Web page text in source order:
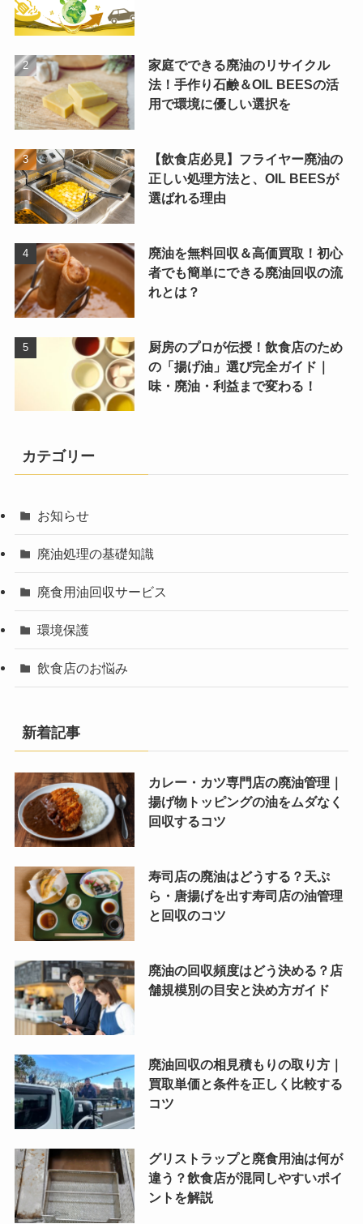
家庭でできる廃油のリサイクル
法！手作り石鹸＆OIL BEESの活
用で環境に優しい選択を
【飲食店必見】フライヤー廃油の
正しい処理方法と、OIL BEESが
選ばれる理由
廃油を無料回収＆高価買取！初心
者でも簡単にできる廃油回収の流
れとは？
厨房のプロが伝授！飲食店のため
の「揚げ油」選び完全ガイド｜
味・廃油・利益まで変わる！
カテゴリー
お知らせ
廃油処理の基礎知識
廃食用油回収サービス
環境保護
飲食店のお悩み
新着記事
カレー・カツ専門店の廃油管理｜
揚げ物トッピングの油をムダなく
回収するコツ
寿司店の廃油はどうする？天ぷ
ら・唐揚げを出す寿司店の油管理
と回収のコツ
廃油の回収頻度はどう決める？店
舗規模別の目安と決め方ガイド
廃油回収の相見積もりの取り方｜
買取単価と条件を正しく比較する
コツ
グリストラップと廃食用油は何が
違う？飲食店が混同しやすいポイ
ントを解説